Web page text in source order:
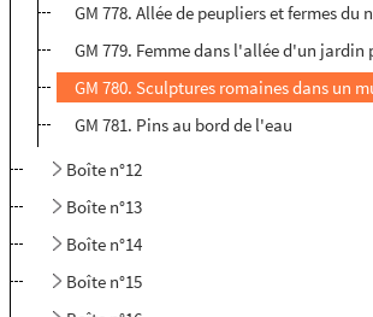
GM 778. Allée de peupliers et fermes
GM 779. Femme dans l'allée d'un jardin
GM 780. Sculptures romaines dans un
GM 781. Pins au bord de l'eau
Boîte n°12
Boîte n°13
Boîte n°14
Boîte n°15